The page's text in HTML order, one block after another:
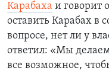
Карабаха и говорит
оставить Карабах в
вопросе, нет ли у
ответил: «Мы делаем
все возможное,